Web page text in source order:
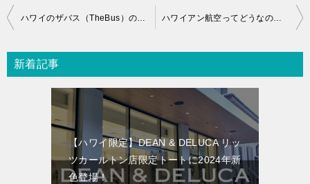
投
ナ
ビ
新着記事
【ハワイ限定】DEAN & DELUCA リッ
ツカールトン店限定トートに2024年新
色登場！